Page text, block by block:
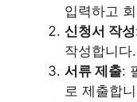
입력하고
신청서 작성
작성합니다.
서류 제출:
로 제출합